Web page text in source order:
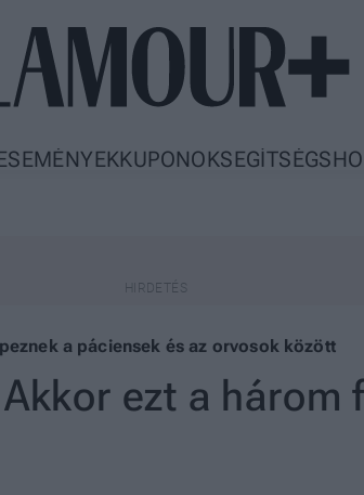
KUPONOKSEGÍTSÉG
a páciensek és az orvosok között
ezt a